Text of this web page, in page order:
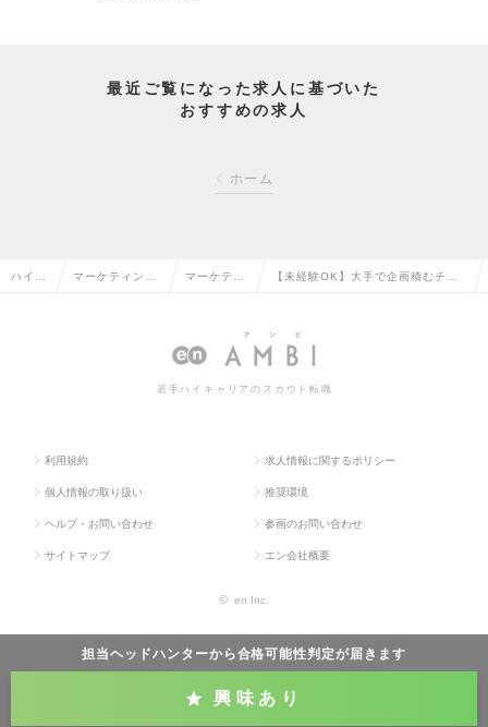
最近ご覧になった求人に基づいた
おすすめの求人
ホーム
担当ヘッドハンターから合格可能性判定が届きます
興味あり
ハイク マーケティン マーケティ
企画の転職
【未経験OK】大手で企画積むチャ
って仕事ができる🔶の求人情報
若手ハイキャリアのスカウト転職
利用規約 求人情報に関するポリシー
個人情報の取り扱い 推奨環境
ヘルプ・お問い合わせ 参画のお問い合わせ
サイトマップ エン会社概要
© en Inc.